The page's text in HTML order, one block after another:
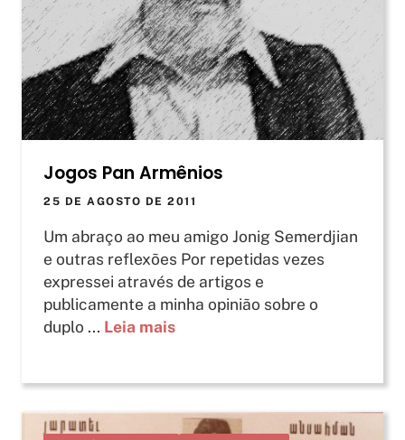
Jogos Pan Armênios
25 DE AGOSTO DE 2011
Um abraço ao meu amigo Jonig Semerdjian
e outras reflexões Por repetidas vezes
expressei através de artigos e
publicamente a minha opinião sobre o
duplo ... Leia mais